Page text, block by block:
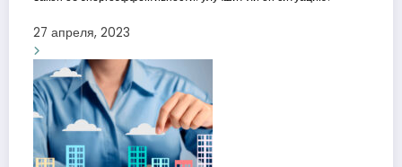
27 апреля, 2023